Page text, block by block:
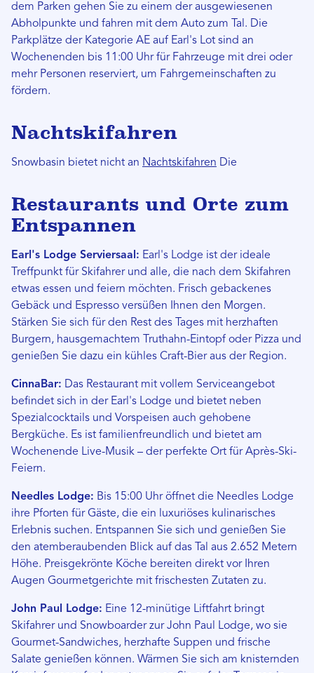
dem Parken gehen Sie zu einem der ausgewiesenen
Abholpunkte und fahren mit dem Auto zum Tal. Die
Parkplätze der Kategorie AE auf Earl's Lot sind an
Wochenenden bis 11:00 Uhr für Fahrzeuge mit drei oder
mehr Personen reserviert, um Fahrgemeinschaften zu
fördern.
Nachtskifahren
Snowbasin bietet nicht an Nachtskifahren Die
Restaurants und Orte zum
Entspannen
Earl's Lodge Serviersaal: Earl's Lodge ist der ideale
Treffpunkt für Skifahrer und alle, die nach dem Skifahren
etwas essen und feiern möchten. Frisch gebackenes
Gebäck und Espresso versüßen Ihnen den Morgen.
Stärken Sie sich für den Rest des Tages mit herzhaften
Burgern, hausgemachtem Truthahn-Eintopf oder Pizza und
genießen Sie dazu ein kühles Craft-Bier aus der Region.
Cinna Bar: Das Restaurant mit vollem Serviceangebot
befindet sich in der Earl's Lodge und bietet neben
Spezialcocktails und Vorspeisen auch gehobene
Bergküche. Es ist familienfreundlich und bietet am
Wochenende Live-Musik – der perfekte Ort für Après-Ski-
Feiern.
Needles Lodge: Bis 15:00 Uhr öffnet die Needles Lodge
ihre Pforten für Gäste, die ein luxuriöses kulinarisches
Erlebnis suchen. Entspannen Sie sich und genießen Sie
den atemberaubenden Blick auf das Tal aus 2.652 Metern
Höhe. Preisgekrönte Köche bereiten direkt vor Ihren
Augen Gourmetgerichte mit frischesten Zutaten zu.
John Paul Lodge: Eine 12-minütige Liftfahrt bringt
Skifahrer und Snowboarder zur John Paul Lodge, wo sie
Gourmet-Sandwiches, herzhafte Suppen und frische
Salate genießen können. Wärmen Sie sich am knisternden